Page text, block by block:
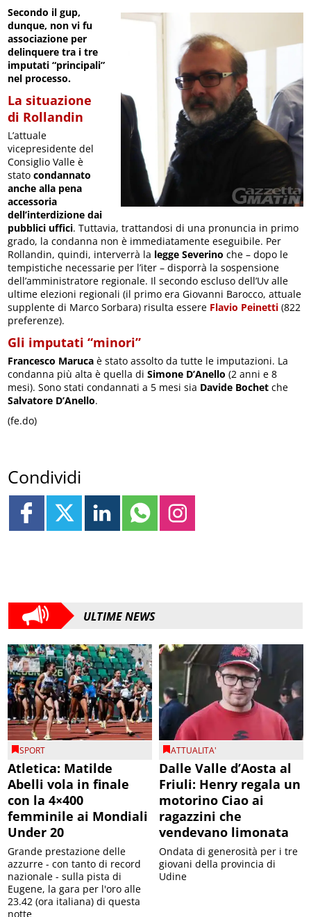
Secondo il gup,
dunque, non vi fu
associazione per
delinquere tra i tre
imputati “principali”
nel processo.
La situazione
di Rollandin
L’attuale
vicepresidente del
Consiglio Valle è
statocondannato
anche alla pena
accessoria
dell’interdizione dai
pubblici uffici. Tuttavia, trattandosi di una pronuncia in primo
grado, la condanna non è immediatamente eseguibile. Per
Rollandin, quindi, interverrà la legge Severino che – dopo le
tempistiche necessarie per l’iter – disporrà la sospensione
dell’amministratore regionale. Il secondo escluso dell’Uv alle
ultime elezioni regionali (il primo era Giovanni Barocco, attuale
supplente di Marco Sorbara) risulta essere Flavio Peinetti (822
preferenze).
Gli imputati “minori”
Francesco Maruca è stato assolto da tutte le imputazioni. La
condanna più alta è quella diSimone D’Anello (2 anni e 8
mesi). Sono stati condannati a 5 mesi sia Davide Bochet che
Salvatore D’Anello.
(fe.do)
Condividi
ULTIME NEWS
SPORT
Atletica: Matilde
Abelli vola in finale
con la 4×400
femminile ai Mondiali
Under 20
Grande prestazione delle
azzurre - con tanto di record
nazionale - sulla pista di
Eugene, la gara per l'oro alle
23.42 (ora italiana) di questa
notte
ATTUALITA'
Dalle Valle d’Aosta al
Friuli: Henry regala un
motorino Ciao ai
ragazzini che
vendevano limonata
Ondata di generosità per i tre
giovani della provincia di
Udine